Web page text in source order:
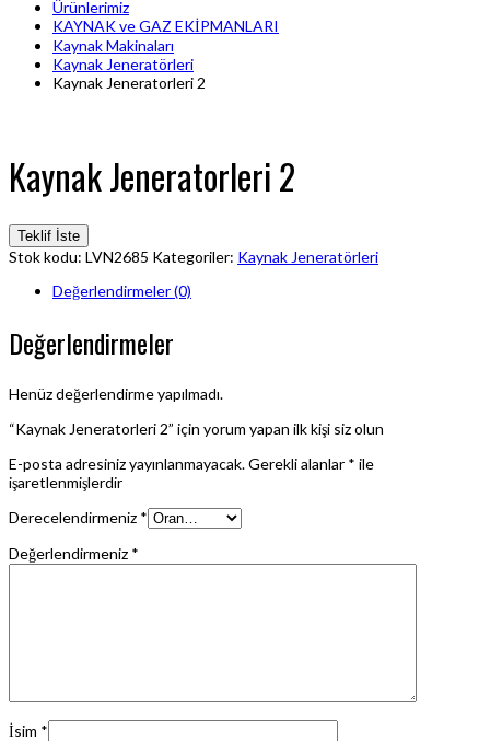
Ürünlerimiz
KAYNAK ve GAZ EKİPMANLARI
Kaynak Makinaları
Kaynak Jeneratörleri
Kaynak Jeneratorleri 2
Kaynak Jeneratorleri 2
Teklif İste
Stok kodu: LVN2685 Kategoriler: Kaynak Jeneratörleri
Değerlendirmeler (0)
Değerlendirmeler
Henüz değerlendirme yapılmadı.
“Kaynak Jeneratorleri 2” için yorum yapan ilk kişi siz olun
E-posta adresiniz yayınlanmayacak.Gerekli alanlar * ile
işaretlenmişlerdir
Derecelendirmeniz *
Değerlendirmeniz *
İsim *